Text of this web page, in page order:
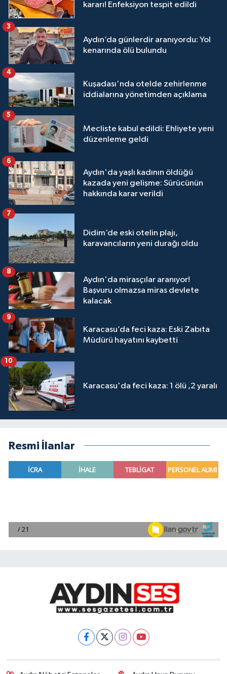
kararı! Enfeksiyon tespit edildi
Aydın’da günlerdir aranıyordu: Yol
kenarında ölü bulundu
3
Kuşadası'nda otelde zehirlenme
iddialarına yönetimden açıklama
4
Mecliste kabul edildi: Ehliyete yeni
düzenleme geldi
5
Aydın'da yaşlı kadının öldüğü
kazada yeni gelişme: Sürücünün
hakkında karar verildi
6
Didim’de eski otelin plajı,
karavancıların yeni durağı oldu
7
Aydın'da mirasçılar aranıyor!
Başvuru olmazsa miras devlete
kalacak
8
Karacasu’da feci kaza: Eski Zabıta
Müdürü hayatını kaybetti
9
Karacasu'da feci kaza: 1 ölü ,2 yaralı
10
Resmi İlanlar